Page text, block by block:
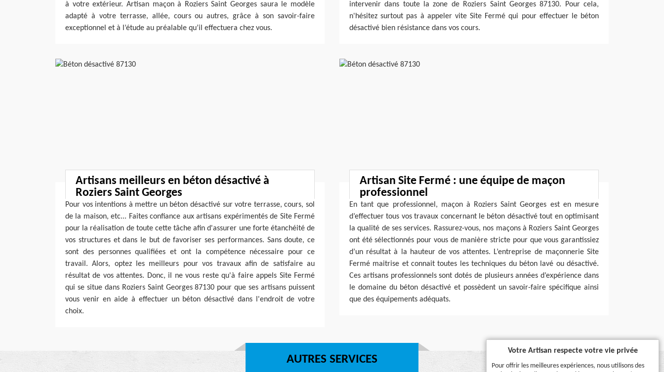
à votre extérieur. Artisan maçon à Roziers Saint Georges saura le modèle
adapté à votre terrasse, allée, cours ou autres, grâce à son savoir-faire
exceptionnel et à l’étude au préalable qu’il effectuera chez vous.
intervenir dans toute la zone de Roziers Saint Georges 87130. Pour cela,
n'hésitez surtout pas à appeler vite Site Fermé qui pour effectuer le béton
désactivé bien résistance dans vos cours.
Artisans meilleurs en béton désactivé à
Roziers Saint Georges
Pour vos intentions à mettre un béton désactivé sur votre terrasse, cours, sol
de la maison, etc... Faites confiance aux artisans expérimentés de Site Fermé
pour la réalisation de toute cette tâche afin d'assurer une forte étanchéité de
vos structures et dans le but de favoriser ses performances. Sans doute, ce
sont des personnes qualifiées et ont la compétence nécessaire pour ce
travail. Alors, optez les meilleurs pour vos travaux afin de satisfaire au
résultat de vos attentes. Donc, il ne vous reste qu'à faire appels Site Fermé
qui se situe dans Roziers Saint Georges 87130 pour que ses artisans puissent
vous venir en aide à effectuer un béton désactivé dans l'endroit de votre
choix.
Artisan Site Fermé : une équipe de maçon
professionnel
En tant que professionnel, maçon à Roziers Saint Georges est en mesure
d’effectuer tous vos travaux concernant le béton désactivé tout en optimisant
la qualité de ses services. Rassurez-vous, nos maçons à Roziers Saint Georges
ont été sélectionnés pour vous de manière stricte pour que vous garantissiez
d’un résultat à la hauteur de vos attentes. L’entreprise de maçonnerie Site
Fermé maitrise et connait toutes les techniques du béton lavé ou désactivé.
Ces artisans professionnels sont dotés de plusieurs années d’expérience dans
le domaine du béton désactivé et possèdent un savoir-faire spécifique ainsi
que des équipements adéquats.
AUTRES SERVICES
Votre Artisan respecte votre vie privée
Pour offrir les meilleures expériences, nous utilisons des